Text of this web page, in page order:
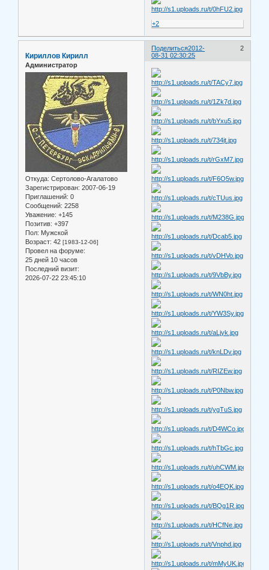
+2
Поделиться 2
2012-
08-31 02:30:25
Кириллов Кирилл
Администратор
Откуда: Сертолово-Агалатово
Зарегистрирован: 2007-06-19
Приглашений: 0
Сообщений: 2258
Уважение: +145
Позитив: +397
Пол: Мужской
Возраст: 42 [1983-12-06]
Провел на форуме:
25 дней 10 часов
Последний визит:
2026-07-22 23:45:10